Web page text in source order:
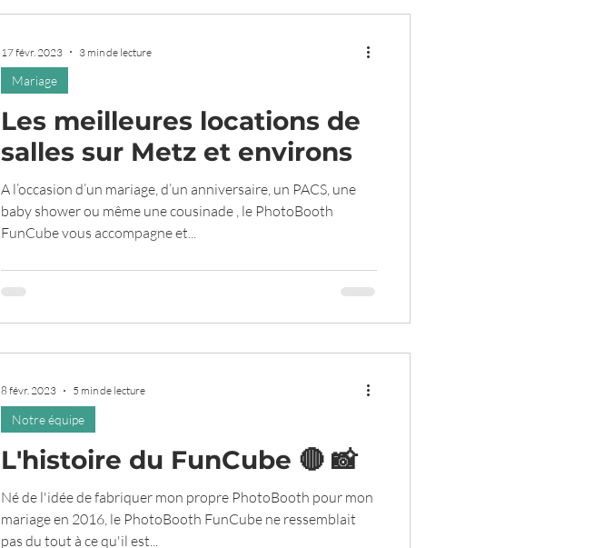
Les meilleures locations de
salles sur Metz et environs
A l’occasion d’un mariage, d’un anniversaire, un PACS, une
baby shower ou même une cousinade , le PhotoBooth
FunCube vous accompagne et...
Mariage
17 févr. 2023 3 min de lecture
L'histoire du FunCube 🔴 📸
Né de l'idée de fabriquer mon propre PhotoBooth pour mon
mariage en 2016, le PhotoBooth FunCube ne ressemblait
pas du tout à ce qu'il est...
Notre équipe
8 févr. 2023 5 min de lecture